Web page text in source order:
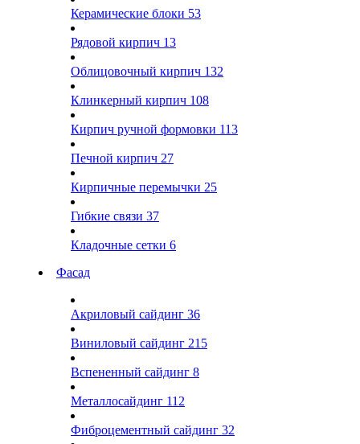
Керамические блоки 53
Рядовой кирпич 13
Облицовочный кирпич 132
Клинкерный кирпич 108
Кирпич ручной формовки 113
Печной кирпич 27
Кирпичные перемычки 25
Гибкие связи 37
Кладочные сетки 6
Фасад
Акриловый сайдинг 36
Виниловый сайдинг 215
Вспененный сайдинг 8
Металлосайдинг 112
Фиброцементный сайдинг 32